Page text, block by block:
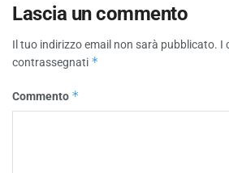
Lascia un commento
Il tuo indirizzo email non sarà pubblicato. I
contrassegnati *
Commento *